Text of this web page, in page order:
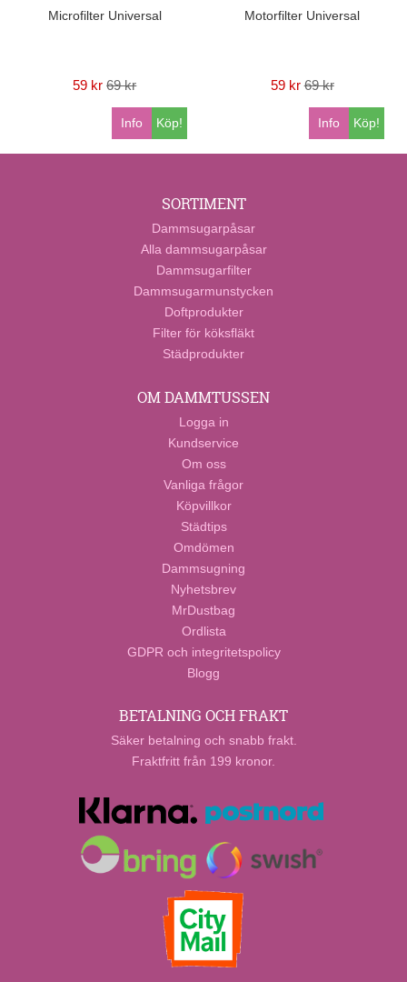
Microfilter Universal
59 kr 69 kr
Köp!
Info
Motorfilter Universal
59 kr 69 kr
Köp!
Info
SORTIMENT
Dammsugarpåsar
Alla dammsugarpåsar
Dammsugarfilter
Dammsugarmunstycken
Doftprodukter
Filter för köksfläkt
Städprodukter
OM DAMMTUSSEN
Logga in
Kundservice
Om oss
Vanliga frågor
Köpvillkor
Städtips
Omdömen
Dammsugning
Nyhetsbrev
MrDustbag
Ordlista
GDPR och integritetspolicy
Blogg
BETALNING OCH FRAKT
Säker betalning och snabb frakt.
Fraktfritt från 199 kronor.